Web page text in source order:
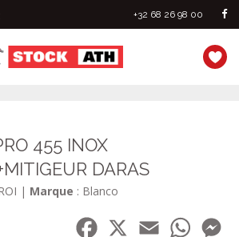
+32 68 26 98 00
455 INOX
DARAS
| Marque : Blanco
Facebook
Email